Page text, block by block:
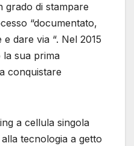
grado di stampare
“documentato,
dare via “. Nel 2015
la sua prima
conquistare
a cellula singola
tecnologia a getto